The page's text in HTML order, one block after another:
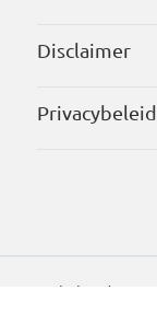
Disclaimer
Privacybeleid
voorbehouden.